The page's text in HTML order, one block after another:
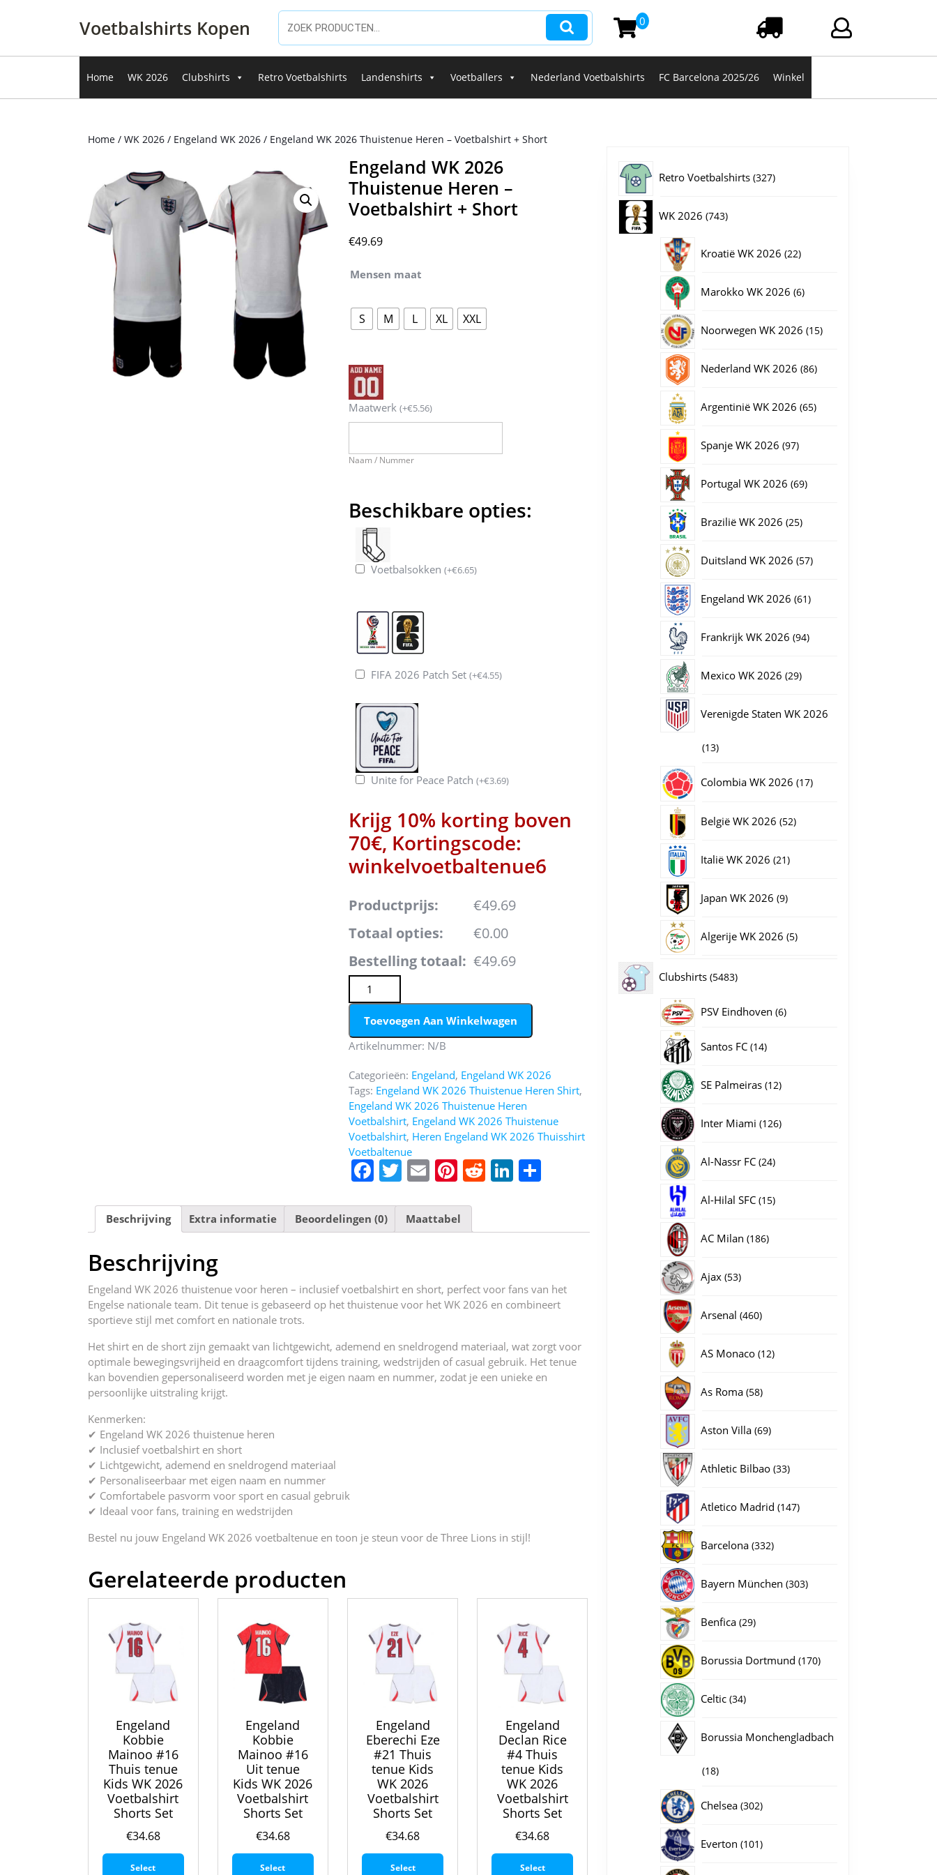
inhoud
Voetbalshirts Kopen Winkelwagen
0
Home WK 2026 Clubshirts Retro Voetbalshirts Landenshirts Voetballers Nederland Voetbalshirts FC Barcelona 2025/26 Winkel
Home / WK 2026 / Engeland WK 2026 / Engeland WK 2026 Thuistenue Heren – Voetbalshirt + Short
Engeland WK 2026
Thuistenue Heren –
Voetbalshirt + Short
€49.69
Mensen maat
S M L XL XXL
Maatwerk(+€5.56)
Naam / Nummer
Beschikbare opties:
Voetbalsokken(+€6.65)
FIFA 2026 Patch Set(+€4.55)
Unite for Peace Patch(+€3.69)
Krijg 10% korting boven
70€, Kortingscode:
winkelvoetbaltenue6
Productprijs:
€49.69
Totaal opties:
€0.00
Bestelling totaal: €49.69
Engeland WK 2026 Thuistenue Heren - Voetbalshirt + Short aantal
Toevoegen Aan Winkelwagen
Artikelnummer: N/B
Categorieën: Engeland, Engeland WK 2026
Tags: Engeland WK 2026 Thuistenue Heren Shirt,
Engeland WK 2026 Thuistenue Heren
Voetbalshirt, Engeland WK 2026 Thuistenue
Voetbalshirt, Heren Engeland WK 2026 Thuisshirt
Voetbaltenue
F
c
e
o
o
T
itt
er
E
ai
l
Pi
er
e
R
di
Li
e
n
n
Beschrijving Extra informatie Beoordelingen (0) Maattabel
Beschrijving
Engeland WK 2026 thuistenue voor heren – inclusief voetbalshirt en short, perfect voor fans van het
Engelse nationale team. Dit tenue is gebaseerd op het thuistenue voor het WK 2026 en combineert
sportieve stijl met comfort en nationale trots.
Het shirt en de short zijn gemaakt van lichtgewicht, ademend en sneldrogend materiaal, wat zorgt voor
optimale bewegingsvrijheid en draagcomfort tijdens training, wedstrijden of casual gebruik. Het tenue
kan bovendien gepersonaliseerd worden met je eigen naam en nummer, zodat je een unieke en
persoonlijke uitstraling krijgt.
Kenmerken:
✔ Engeland WK 2026 thuistenue heren
✔ Inclusief voetbalshirt en short
✔ Lichtgewicht, ademend en sneldrogend materiaal
✔ Personaliseerbaar met eigen naam en nummer
✔ Comfortabele pasvorm voor sport en casual gebruik
✔ Ideaal voor fans, training en wedstrijden
Bestel nu jouw Engeland WK 2026 voetbaltenue en toon je steun voor de Three Lions in stijl!
Gerelateerde producten
Engeland
Kobbie
Mainoo #16
Thuis tenue
Kids WK 2026
Voetbalshirt
Shorts Set
€34.68
Select
Dit
Engeland
Kobbie
Mainoo #16
Uit tenue
Kids WK 2026
Voetbalshirt
Shorts Set
€34.68
Select
Dit
Engeland
Eberechi Eze
#21 Thuis
tenue Kids
WK 2026
Voetbalshirt
Shorts Set
€34.68
Select
Dit
Engeland
Declan Rice
#4 Thuis
tenue Kids
WK 2026
Voetbalshirt
Shorts Set
€34.68
Select
Dit
Retro Voetbalshirts 327327
WK 2026 743743
Kroatië WK 2026 2222
Marokko WK 2026 66
Noorwegen WK 2026 1515
Nederland WK 2026 8686
Argentinië WK 2026 6565
Spanje WK 2026 9797
Portugal WK 2026 6969
Brazilië WK 2026 2525
Duitsland WK 2026 5757
Engeland WK 2026 6161
Frankrijk WK 2026 9494
Mexico WK 2026 2929
Verenigde Staten WK 2026
1313
producten
Colombia WK 2026 1717
België WK 2026 5252
Italië WK 2026 2121
Japan WK 2026 99
Algerije WK 2026 55
Clubshirts 54835483
producten
PSV Eindhoven 66
Santos FC 1414
SE Palmeiras 1212
Inter Miami 126126
Al-Nassr FC 2424
Al-Hilal SFC 1515
AC Milan 186186
Ajax 5353
Arsenal 460460
AS Monaco 1212
As Roma 5858
Aston Villa 6969
Athletic Bilbao 3333
Atletico Madrid 147147
Barcelona 332332
Bayern München 303303
Benfica 2929
Borussia Dortmund 170170
Celtic 3434
Borussia Monchengladbach
1818
producten
Chelsea 302302
Everton 101101